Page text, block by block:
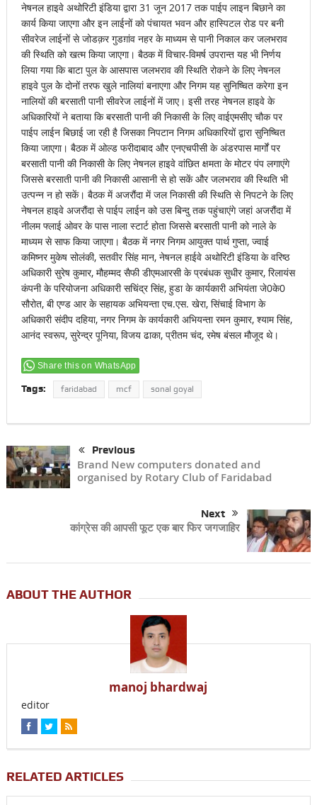
नेषनल हाइवे अथोरिटी इंडिया द्वारा 31 जून 2017 तक पाईप लाइन बिछाने का
कार्य किया जाएगा और इन लाईनों को पंचायत भवन और हास्पिटल रोड पर बनी
सीवरेज लाईनों से जोडक़र गुडग़ांव नहर के माध्यम से पानी निकाल कर जलभराव
की स्थिति को खत्म किया जाएगा। बैठक में विचार-विमर्ष उपरान्त यह भी निर्णय
लिया गया कि बाटा पुल के आसपास जलभराव की स्थिति रोकने के लिए नेषनल
हाइवे पुल केे दोनों तरफ खुले नालियां बनाएगा और निगम यह सुनिष्चित करेगा इन
नालियों की बरसाती पानी सीवरेज लाईनों में जाए। इसी तरह नेषनल हाइवे के
अधिकारियों ने बताया कि बरसाती पानी की निकासी के लिए वाईएमसीए चौक पर
पाईप लाईन बिछाई जा रही है जिसका निपटान निगम अधिकारियों द्वारा सुनिष्चित
किया जाएगा। बैठक में ओल्ड फरीदाबाद और एनएचपीसी के अंडरपास मार्गों पर
बरसाती पानी की निकासी के लिए नेषनल हाइवे वांछित क्षमता के मोटर पंप लगाएंगे
जिससे बरसाती पानी की निकासी आसानी से हो सकें और जलभराव की स्थिति भी
उत्पन्न न हो सकें। बैठक में अजरौंदा में जल निकासी की स्थिति से निपटने के लिए
नेषनल हाइवे अजरौंदा से पाईप लाईन को उस बिन्दु तक पहुंचाएंगे जहां अजरौंदा में
नीलम फ्लाई ओवर के पास नाला स्टार्ट होता जिससे बरसाती पानी को नाले के
माध्यम से साफ किया जाएगा। बैठक में नगर निगम आयुक्त पार्थ गुप्ता, ज्वाई
कमिष्नर मुकेष सोलंकी, सतवीर सिंह मान, नेषनल हाईवे अथोरिटी इंडिया के वरिष्ठ
अधिकारी सुरेष कुमार, मौहम्मद सैफी डीएमआरसी के प्रबंधक सुधीर कुमार, रिलायंस
कंपनी के परियोजना अधिकारी सचिंद्र सिंह, हुडा के कार्यकारी अभियंता जे0के0
सौरोत, बी एण्ड आर के सहायक अभियन्ता एच.एस. खेरा, सिंचाई विभाग के
अधिकारी संदीप दहिया, नगर निगम के कार्यकारी अभियन्ता रमन कुमार, श्याम सिंह,
आनंद स्वरूप, सुरेन्द्र पूनिया, विजय ढाका, प्रीतम चंद, रमेष बंसल मौजूद थे।
Share this on WhatsApp
Tags: faridabad mcf sonal goyal
Previous
Brand New computers donated and
organised by Rotary Club of Faridabad
Next
कांग्रेस की आपसी फूट एक बार फिर जगजाहिर
ABOUT THE AUTHOR
manoj bhardwaj
editor
RELATED ARTICLES